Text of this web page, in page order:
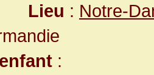
Lieu : Notre-
enfant :